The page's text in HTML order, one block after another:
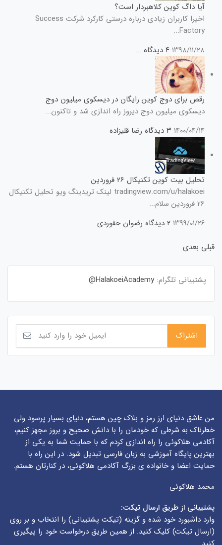
آیا داگ کوین کلاهبردار است؟
اخیرا کاربران زیادی درباره درستی کارکرد شرکت Success
Factory...
۱۳۹۸/۱۱/۲۸ ۴ دیدگاه ...
رقص برای دوج کوین رایگان در دیسکوی میلیون دوج
دیسکوی میلیون دوج دیروز راه اندازی شد و تاکنون...
۱۴۰۰/۰۴/۱۴ ۳ دیدگاه رضا قلیزاده
تحلیل بیت کوین تکنیکال 26 فروردین
tradingview.com/u/halakoei لینک تریدینگ ویو تحلیل تکنیکال
26 فروردین سلام...
۱۳۹۹/۰۱/۲۶ ۲ دیدگاه
رضوان حقوردی
قبلی بعدی
پشتیبانی تلگرام: HalakoeiAcademy@
من عاشق دنیای ارز رمز و بلاک چین هستم، دنیای بسیار پرسود ولی
خطرناک به شرطی که خودمان را با دانش صحیح و بروز مجهز کنیم،
آکادمی هلاکوئی را راه اندازی کردم که با حمایت شما به یکی از
بهترین پایگاه آموزشی به زبان فارسی تبدیل شود. در این راه با
حمایت اعضا و خانواده ی بزرگ آکادمی هلاکوئی، در کنارتان هستم.
محمد هلاکوئی
پشتیبانی از طریق ارسال تیکت:
وارد داشبورد خود شده و گزینه (تیکت پشتیبانی) را انتخاب و بر روی
(ارسال تیکت) کلیک کنید. از همین طریق درخواست خود را پیگیری